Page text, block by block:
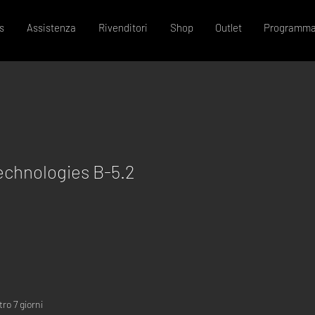
Assistenza Rivenditori Shop Outlet
B-5.2
7 giorni